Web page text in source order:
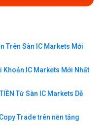
Trên Sàn IC Markets Mới
Khoản IC Markets Mới Nhất
Từ Sàn IC Markets Dễ
Trade trên nền tảng